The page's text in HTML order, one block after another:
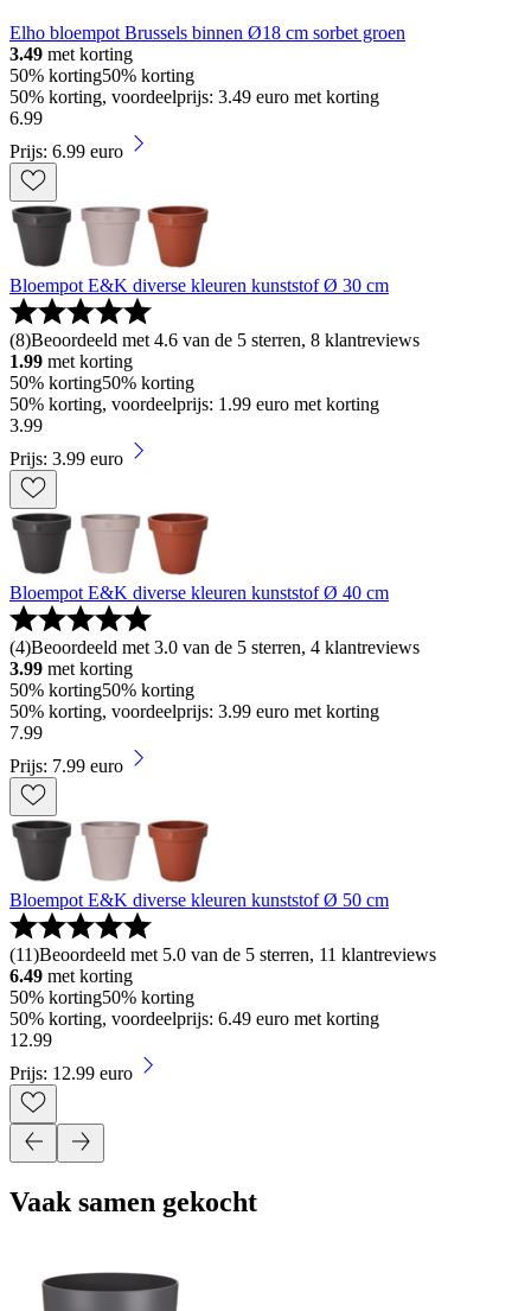
Elho bloempot Brussels binnen Ø18 cm sorbet groen
3.49 met korting
50% korting50% korting
50% korting, voordeelprijs: 3.49 euro met korting
6.99
Prijs: 6.99 euro
Bloempot E&K diverse kleuren kunststof Ø 30 cm
(8)Beoordeeld met 4.6 van de 5 sterren, 8 klantreviews
1.99 met korting
50% korting50% korting
50% korting, voordeelprijs: 1.99 euro met korting
3.99
Prijs: 3.99 euro
Bloempot E&K diverse kleuren kunststof Ø 40 cm
(4)Beoordeeld met 3.0 van de 5 sterren, 4 klantreviews
3.99 met korting
50% korting50% korting
50% korting, voordeelprijs: 3.99 euro met korting
7.99
Prijs: 7.99 euro
Bloempot E&K diverse kleuren kunststof Ø 50 cm
(11)Beoordeeld met 5.0 van de 5 sterren, 11 klantreviews
6.49 met korting
50% korting50% korting
50% korting, voordeelprijs: 6.49 euro met korting
12.99
Prijs: 12.99 euro
Vaak samen gekocht